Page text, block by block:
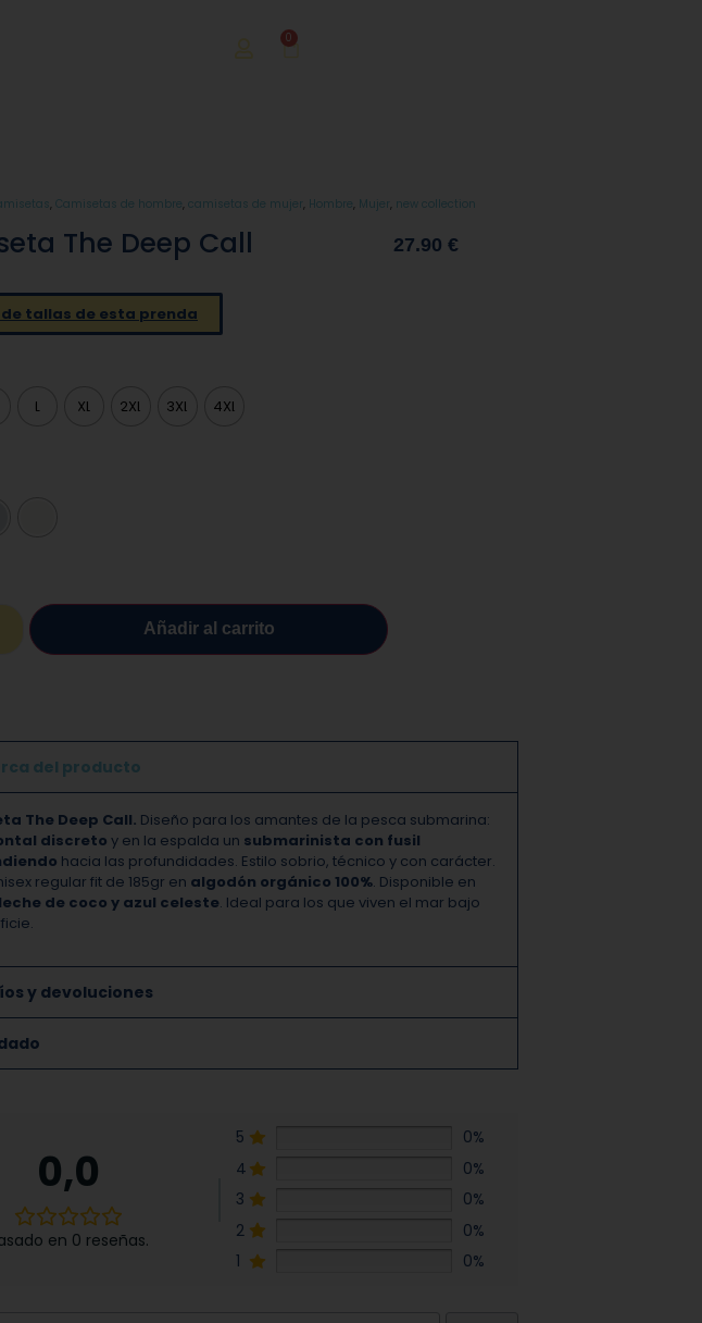
0
, Camisetas de hombre, camisetas de mujer, Hombre, Mujer, new collection
The Deep Call 27.90 €
tallas de esta prenda
L XL 2XL 3XL 4XL
Añadir al carrito
del producto
The Deep Call. Diseño para los amantes de la pesca submarina:
discreto y en la espalda un submarinista con fusil
hacia las profundidades. Estilo sobrio, técnico y con carácter.
regular fit de 185gr en algodón orgánico 100%. Disponible en
de coco y azul celeste. Ideal para los que viven el mar bajo
y devoluciones
0,0
en 0 reseñas.
5
0%
4
0%
3
0%
2
0%
1
0%